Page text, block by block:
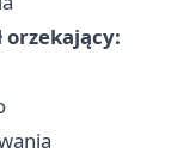
orzekający: